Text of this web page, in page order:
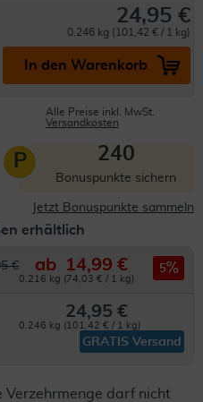
24,95 €
0.246 kg (101,42 € / 1 kg)
In den Warenkorb
Alle Preise inkl. MwSt.
Versandkosten
P 240
Bonuspunkte sichern
Jetzt Bonuspunkte sammeln
erhältlich
€ ab 14,99 €
0.216 kg (74,03 € / 1 kg)
5
24,95 €
0.246 kg (101,42 € / 1 kg)
GRATIS Versand
Verzehrmenge darf nicht